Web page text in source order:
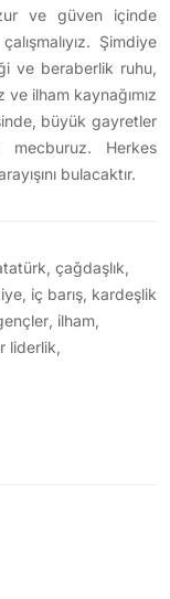
ve güven içinde
Şimdiye
ve beraberlik ruhu,
ilham kaynağımız
büyük gayretler
Herkes
bulacaktır.
, çağdaşlık,
, iç barış, kardeşlik
, ilham,
liderlik,